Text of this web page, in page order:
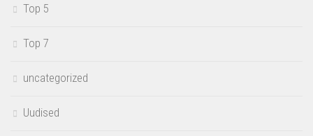
Top 5
Top 7
uncategorized
Uudised